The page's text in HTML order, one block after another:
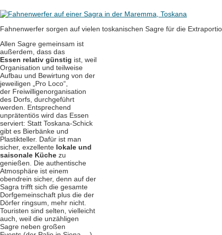
Fahnenwerfer sorgen auf vielen toskanischen Sagre für die
Allen Sagre gemeinsam ist
außerdem, dass das
Essen relativ günstig ist, weil
Organisation und teilweise
Aufbau und Bewirtung von der
jeweiligen „Pro Loco“,
der Freiwilligenorganisation
des Dorfs, durchgeführt
werden. Entsprechend
unprätentiös wird das Essen
serviert: Statt Toskana-Schick
gibt es Bierbänke und
Plastikteller. Dafür ist man
sicher, exzellente lokale und
saisonale Küche zu
genießen. Die authentische
Atmosphäre ist einem
obendrein sicher, denn auf der
Sagra trifft sich die gesamte
Dorfgemeinschaft plus die der
Dörfer ringsum, mehr nicht.
Touristen sind selten, vielleicht
auch, weil die unzähligen
Sagre neben großen